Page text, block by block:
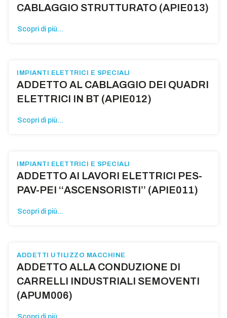
CABLAGGIO STRUTTURATO (APIE013)
Scopri di più...
IMPIANTI ELETTRICI E SPECIALI
ADDETTO AL CABLAGGIO DEI QUADRI
ELETTRICI IN BT (APIE012)
Scopri di più...
IMPIANTI ELETTRICI E SPECIALI
ADDETTO AI LAVORI ELETTRICI PES-
PAV-PEI ‘‘ASCENSORISTI’’ (APIE011)
Scopri di più...
ADDETTI UTILIZZO MACCHINE
ADDETTO ALLA CONDUZIONE DI
CARRELLI INDUSTRIALI SEMOVENTI
(APUM006)